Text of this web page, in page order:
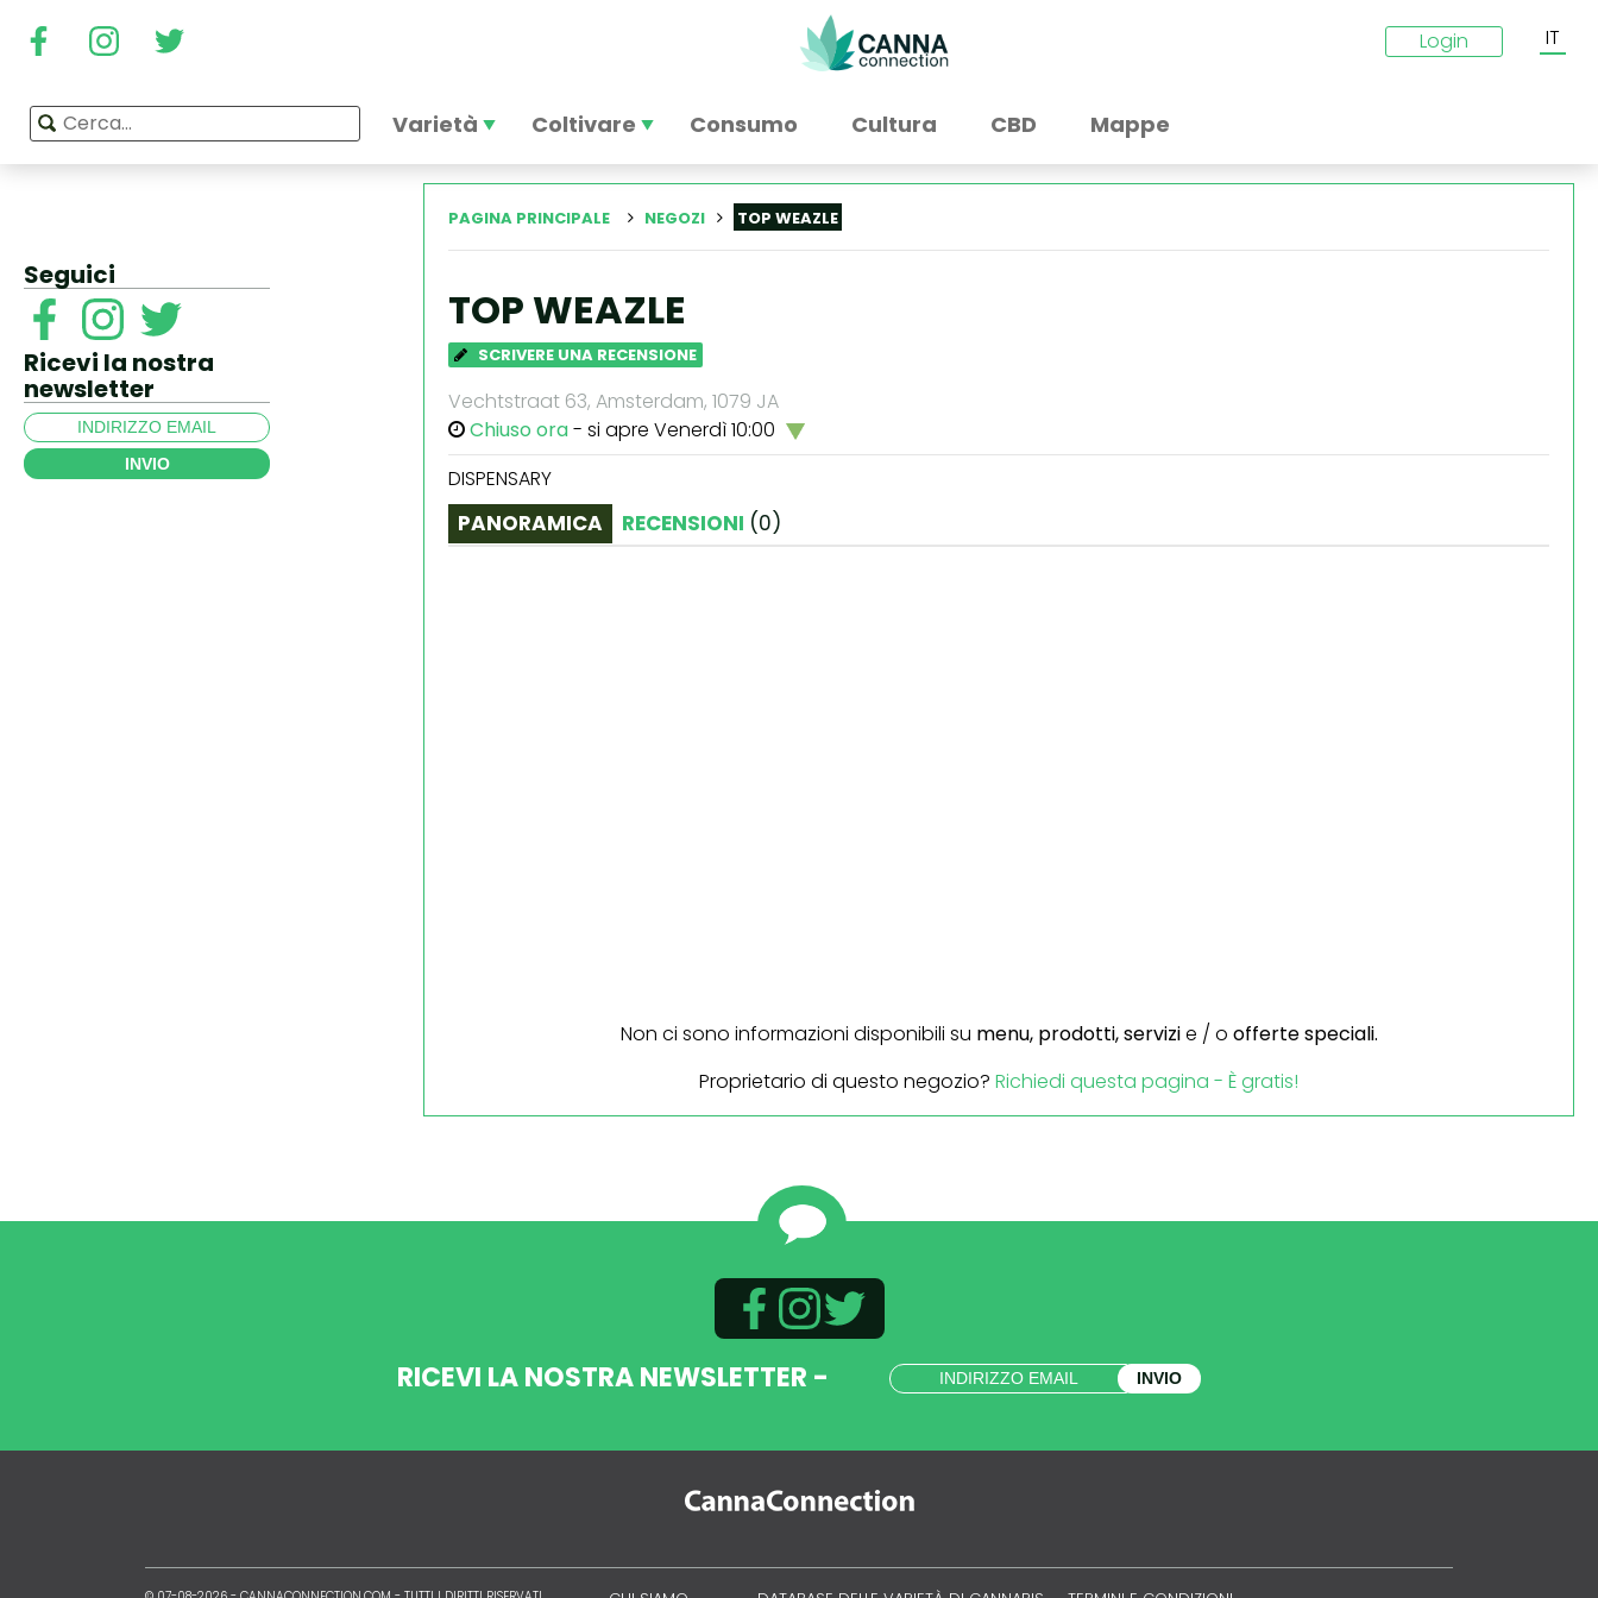
Login IT
Varietà Coltivare Consumo Cultura CBD Mappe
Seguici
Ricevi la nostra
newsletter
INVIO
PAGINA PRINCIPALE NEGOZI TOP WEAZLE
TOP WEAZLE
SCRIVERE UNA RECENSIONE
Vechtstraat 63, Amsterdam, 1079 JA
Chiuso ora- si apre Venerdì 10:00
DISPENSARY
PANORAMICA RECENSIONI (0)
Non ci sono informazioni disponibili su menu, prodotti,servizie / o offerte speciali.
Proprietario di questo negozio? Richiedi questa pagina - È gratis!
RICEVI LA NOSTRA NEWSLETTER - INVIO